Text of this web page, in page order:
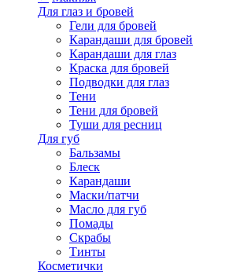
Для глаз и бровей
Гели для бровей
Карандаши для бровей
Карандаши для глаз
Краска для бровей
Подводки для глаз
Тени
Тени для бровей
Туши для ресниц
Для губ
Бальзамы
Блеск
Карандаши
Маски/патчи
Масло для губ
Помады
Скрабы
Тинты
Косметички